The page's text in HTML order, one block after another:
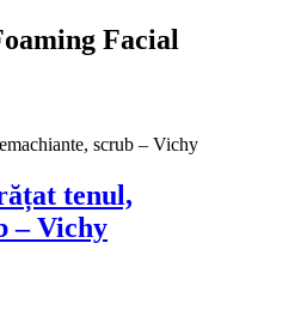
Facial
scrub – Vichy
tenul,
– Vichy